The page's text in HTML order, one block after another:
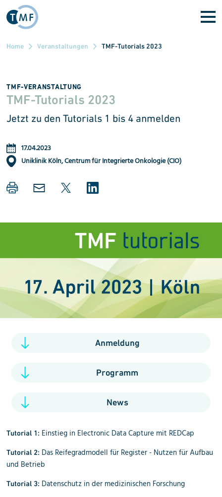
Direkt zum Inhalt
Home Veranstaltungen TMF-Tutorials 2023
TMF-VERANSTALTUNG
TMF-Tu­tor­i­als 2023
Jetzt zu den Tutorials 1 bis 4 anmelden
17.04.2023
Uniklinik Köln, Centrum für Integrierte Onkologie (CIO)
Anmeldung
Programm
News
Tutorial 1: Einstieg in Electronic Data Capture mit REDCap
Tutorial 2: Das Reifegrad­modell für Register - Nutzen für Aufbau
und Betrieb
Tutorial 3: Datenschutz in der medizinischen Forschung